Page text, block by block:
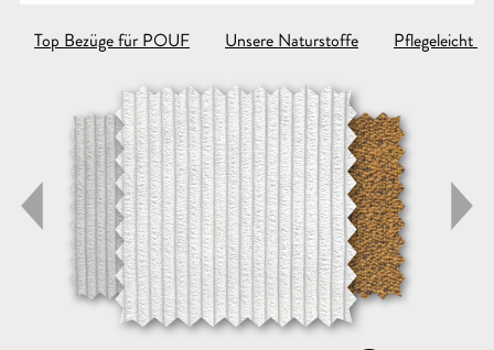
Top Bezüge für POUF Unsere Naturstoffe Pflegeleicht